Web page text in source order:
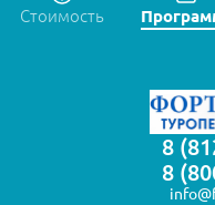
Стоимость
8
8